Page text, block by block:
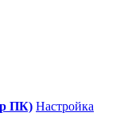
ПК) Настройка